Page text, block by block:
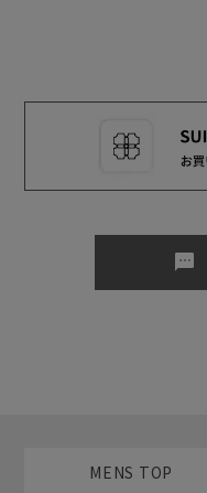
sms
MENS TOP